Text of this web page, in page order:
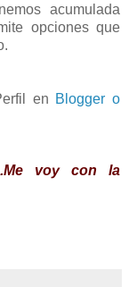
acumulada
opciones que
en Blogger o
voy con la